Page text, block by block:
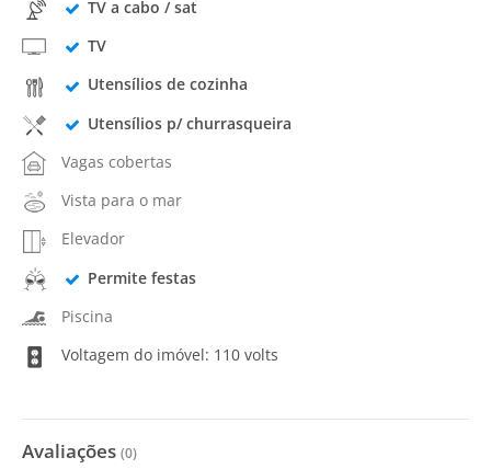
TV a cabo / sat
TV
Utensílios de cozinha
Utensílios p/ churrasqueira
Vagas cobertas
Vista para o mar
Elevador
Permite festas
Piscina
Voltagem do imóvel: 110 volts
Avaliações (0)